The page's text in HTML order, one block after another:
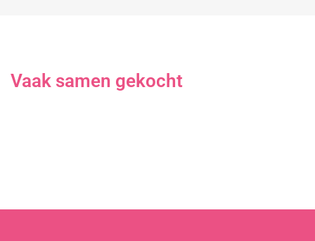
Vaak samen gekocht